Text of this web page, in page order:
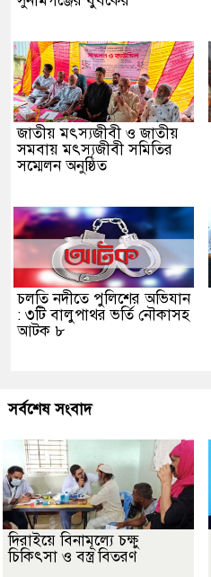
জাতীয় মৎস্যজীবী ও জাতীয়
সমবায় মৎস্যজীবী সমিতির
সম্মেলন অনুষ্ঠিত
চলতি নদীতে পুলিশের অভিযান
: ৩টি বালুপাথর ভর্তি নৌকাসহ
আটক ৮
সর্বশেষ সংবাদ
দিরাইয়ে বিনামূল্যে চক্ষু
চিকিৎসা ও বস্ত্র বিতরণ